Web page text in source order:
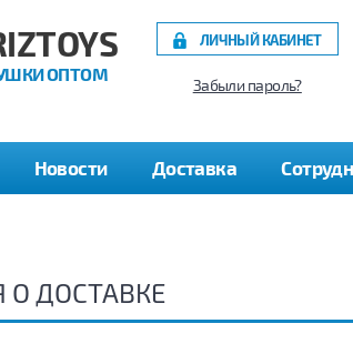
ОПТОМ
ЛИЧНЫЙ КАБИНЕТ
Забыли пароль?
Новости Доставка
ДОСТАВКЕ